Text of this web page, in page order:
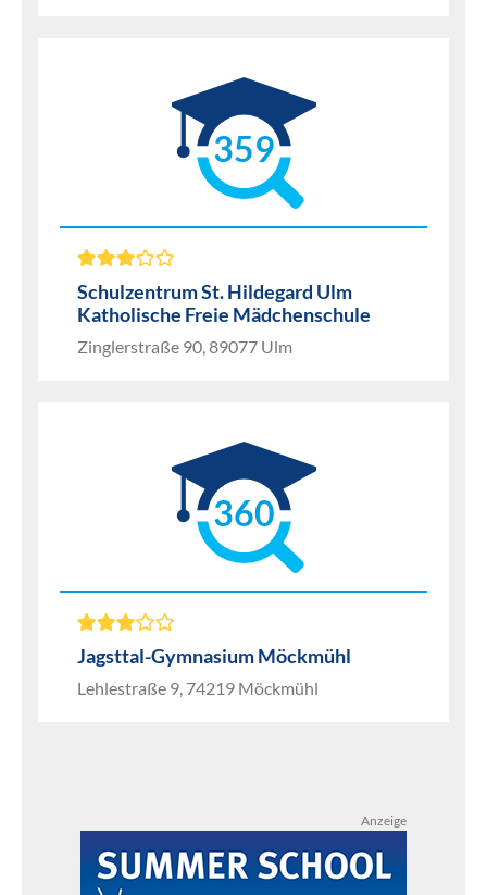
359
Schulzentrum St. Hildegard Ulm
Katholische Freie Mädchenschule
Zinglerstraße 90, 89077 Ulm
360
Jagsttal-Gymnasium Möckmühl
Lehlestraße 9, 74219 Möckmühl
Anzeige